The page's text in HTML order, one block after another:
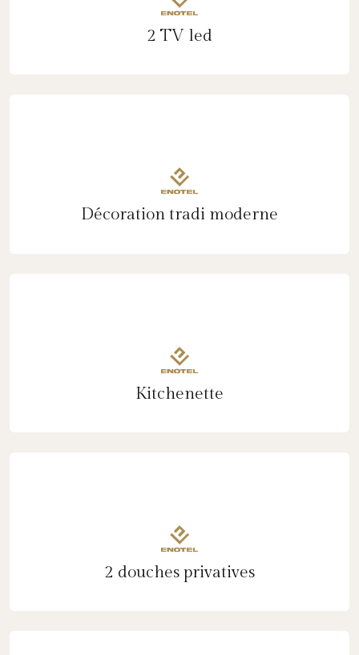
2 TV led
Décoration tradi moderne
Kitchenette
2 douches privatives